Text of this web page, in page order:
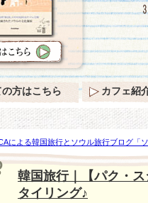
による韓国旅行とソウル旅行ブログ「
ヨン】ブラックレザースカートスタイ
韓国旅行｜【パク・
タイリング♪
方はこちら カフェ紹